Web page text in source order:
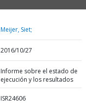
Meijer, Siet;
2016/10/27
Informe sobre el estado de
ejecución y los resultados
ISR24606